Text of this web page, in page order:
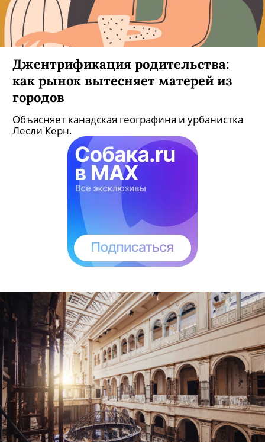
Джентрификация родительства:
как рынок вытесняет матерей из
городов
Объясняет канадская географиня и урбанистка
Лесли Керн.